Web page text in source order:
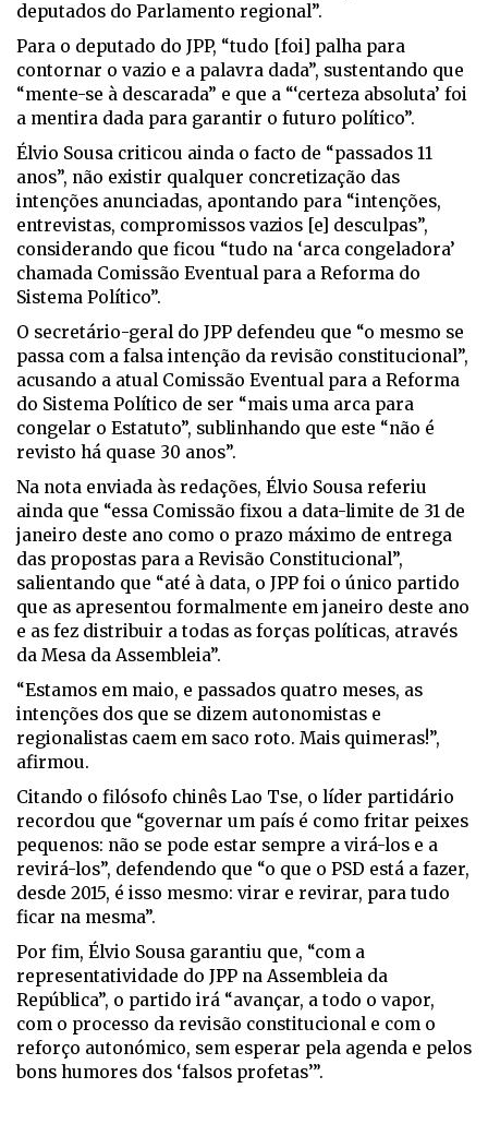
deputados do Parlamento regional”.
Para o deputado do JPP, “tudo [foi] palha para
contornar o vazio e a palavra dada”, sustentando que
“mente-se à descarada” e que a “‘certeza absoluta’ foi
a mentira dada para garantir o futuro político”.
Élvio Sousa criticou ainda o facto de “passados 11
anos”, não existir qualquer concretização das
intenções anunciadas, apontando para “intenções,
entrevistas, compromissos vazios [e] desculpas”,
considerando que ficou “tudo na ‘arca congeladora’
chamada Comissão Eventual para a Reforma do
Sistema Político”.
O secretário-geral do JPP defendeu que “o mesmo se
passa com a falsa intenção da revisão constitucional”,
acusando a atual Comissão Eventual para a Reforma
do Sistema Político de ser “mais uma arca para
congelar o Estatuto”, sublinhando que este “não é
revisto há quase 30 anos”.
Na nota enviada às redações, Élvio Sousa referiu
ainda que “essa Comissão fixou a data-limite de 31 de
janeiro deste ano como o prazo máximo de entrega
das propostas para a Revisão Constitucional”,
salientando que “até à data, o JPP foi o único partido
que as apresentou formalmente em janeiro deste ano
e as fez distribuir a todas as forças políticas, através
da Mesa da Assembleia”.
“Estamos em maio, e passados quatro meses, as
intenções dos que se dizem autonomistas e
regionalistas caem em saco roto. Mais quimeras!”,
afirmou.
Citando o filósofo chinês Lao Tse, o líder partidário
recordou que “governar um país é como fritar peixes
pequenos: não se pode estar sempre a virá-los e a
revirá-los”, defendendo que “o que o PSD está a fazer,
desde 2015, é isso mesmo: virar e revirar, para tudo
ficar na mesma”.
Por fim, Élvio Sousa garantiu que, “com a
representatividade do JPP na Assembleia da
República”, o partido irá “avançar, a todo o vapor,
com o processo da revisão constitucional e com o
reforço autonómico, sem esperar pela agenda e pelos
bons humores dos ‘falsos profetas’”.